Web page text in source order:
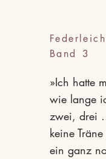
Band
3
»Ich hatte
wie lange
zwei, drei
keine
ein ganz